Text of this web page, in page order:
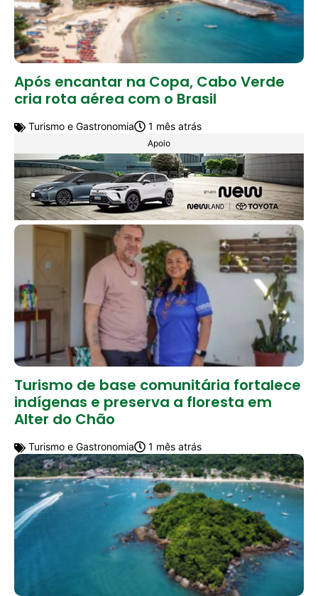
Após encantar na Copa, Cabo Verde
cria rota aérea com o Brasil
Turismo e Gastronomia 1 mês atrás
Apoio
Turismo de base comunitária fortalece
indígenas e preserva a floresta em
Alter do Chão
Turismo e Gastronomia 1 mês atrás